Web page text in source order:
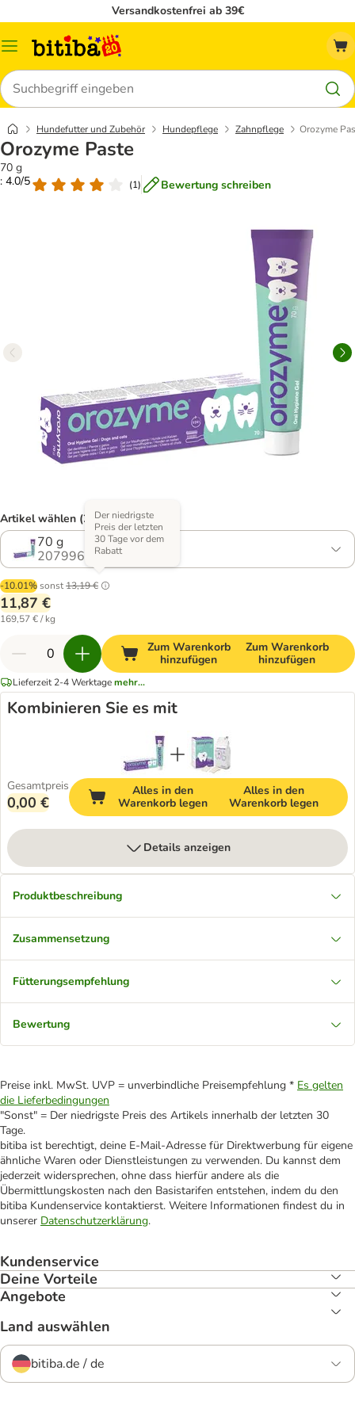
Versandkostenfrei ab 39€
Menü
Suchen
Hundefutter und Zubehör Hundepflege Zahnpflege Orozyme
Orozyme Paste
70 g
: 4.0/5
(1) Bewertung schreiben
Artikel wählen (2 Varianten)
70 g
2079962.2
-10.01%sonst13,19 €
Der niedrigste
Preis der letzten
30 Tage vor dem
Rabatt
11,87 €
169,57 € / kg
Zum Warenkorb
hinzufügen
Zum Warenkorb
hinzufügen
Lieferzeit 2-4 Werktagemehr...
Kombinieren Sie es mit
Gesamtpreis
0,00 €
Alles in den
Warenkorb legen
Alles in den
Warenkorb legen
Details anzeigen
Produktbeschreibung
Zusammensetzung
Fütterungsempfehlung
Bewertung
Preise inkl. MwSt. UVP = unverbindliche Preisempfehlung * Es gelten
die Lieferbedingungen
"Sonst" = Der niedrigste Preis des Artikels innerhalb der letzten 30
Tage.
bitiba ist berechtigt, deine E-Mail-Adresse für Direktwerbung für eigene
ähnliche Waren oder Dienstleistungen zu verwenden. Du kannst dem
jederzeit widersprechen, ohne dass hierfür andere als die
Übermittlungskosten nach den Basistarifen entstehen, indem du den
bitiba Kundenservice kontaktierst. Weitere Informationen findest du in
unserer Datenschutzerklärung.
Kundenservice
Deine Vorteile
Angebote
Land auswählen
bitiba.de / de